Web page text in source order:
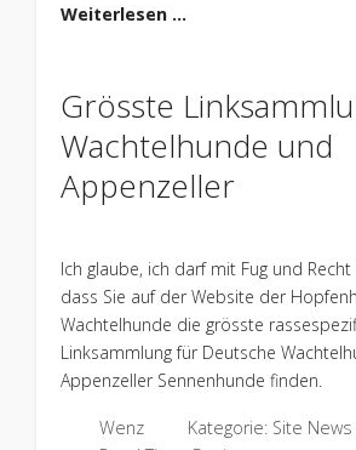
Weiterlesen …
Grösste
Wachtelhunde und
Appenzeller
Ich glaube, ich darf mit Fug und
dass Sie auf der Website der
Wachtelhunde die grösste
Linksammlung für Deutsche
Appenzeller Sennenhunde finden.
Wenz Kategorie: Site News